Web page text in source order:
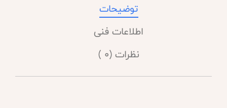
توضیحات
اطلاعات فنی
نظرات (0 )